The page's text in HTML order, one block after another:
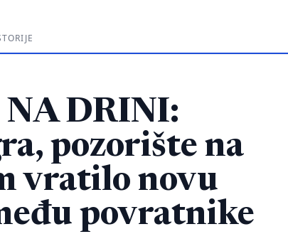
DRINI:
pozorište na
vratilo novu
povratnike